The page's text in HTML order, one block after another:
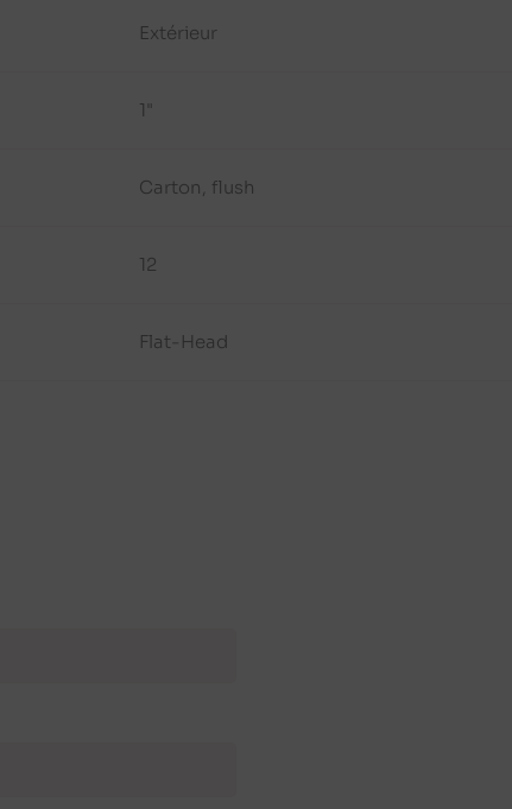
Extérieur
1"
Carton, flush
12
Flat-Head